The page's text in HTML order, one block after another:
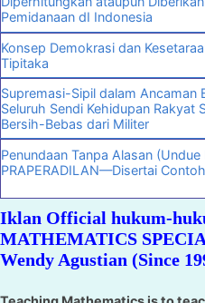
Pemidanaan dI Indonesia
Konsep Demokrasi dan
Tipitaka
Supremasi-Sipil dalam Ancaman
Seluruh Sendi Kehidupan Rakyat
Bersih-Bebas dari Militer
Penundaan Tanpa Alasan
PRAPERADILAN—Disertai
Iklan Official hukum-
MATHEMATICS
Wendy Agustian (Since